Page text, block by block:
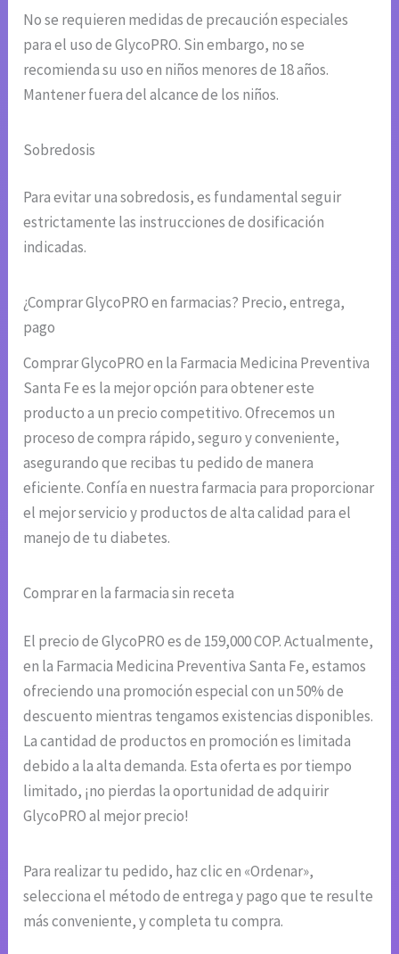
No se requieren medidas de precaución especiales
para el uso de GlycoPRO. Sin embargo, no se
recomienda su uso en niños menores de 18 años.
Mantener fuera del alcance de los niños.
Sobredosis
Para evitar una sobredosis, es fundamental seguir
estrictamente las instrucciones de dosificación
indicadas.
¿Comprar GlycoPRO en farmacias? Precio, entrega,
pago
Comprar GlycoPRO en la Farmacia Medicina Preventiva
Santa Fe es la mejor opción para obtener este
producto a un precio competitivo. Ofrecemos un
proceso de compra rápido, seguro y conveniente,
asegurando que recibas tu pedido de manera
eficiente. Confía en nuestra farmacia para proporcionar
el mejor servicio y productos de alta calidad para el
manejo de tu diabetes.
Comprar en la farmacia sin receta
El precio de GlycoPRO es de 159,000 COP. Actualmente,
en la Farmacia Medicina Preventiva Santa Fe, estamos
ofreciendo una promoción especial con un 50% de
descuento mientras tengamos existencias disponibles.
La cantidad de productos en promoción es limitada
debido a la alta demanda. Esta oferta es por tiempo
limitado, ¡no pierdas la oportunidad de adquirir
GlycoPRO al mejor precio!
Para realizar tu pedido, haz clic en «Ordenar»,
selecciona el método de entrega y pago que te resulte
más conveniente, y completa tu compra.